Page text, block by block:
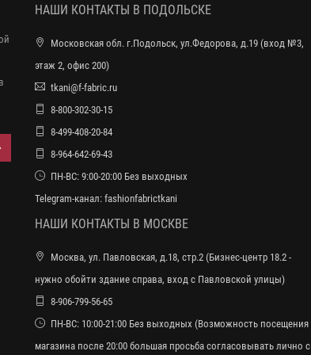
НАШИ КОНТАКТЫ В ПОДОЛЬСКЕ
Московская обл. г.Подольск, ул.Федорова, д.19 (вход №3,
этаж 2, офис 200)
tkani@f-fabric.ru
8-800-302-30-15
8-499-408-20-84
8-964-642-69-43
ПН-ВС: 9:00-20:00 Без выходных
Telegram-канал: fashionfabrictkani
НАШИ КОНТАКТЫ В МОСКВЕ
Москва, ул. Павловская, д.18, стр.2 (Бизнес-центр 18.2 -
нужно обойти здание справа, вход с Павловской улицы)
8-906-799-56-65
ПН-ВС: 10:00-21:00 Без выходных (Возможность посещения
магазина после 20:00 большая просьба согласовывать лично с